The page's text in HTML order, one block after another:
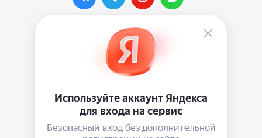
Наши контакты
info@vinylmarkt.ru